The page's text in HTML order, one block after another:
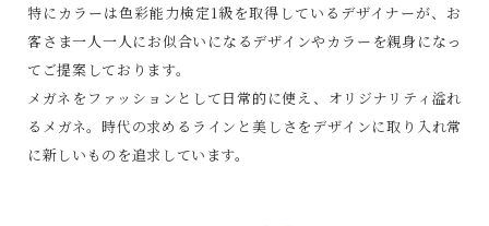
特にカラーは色彩能力検定1級を取得しているデザイナーが、お
客さま一人一人にお似合いになるデザインやカラーを親身になっ
てご提案しております。
メガネをファッションとして日常的に使え、オリジナリティ溢れ
るメガネ。時代の求めるラインと美しさをデザインに取り入れ常
に新しいものを追求しています。